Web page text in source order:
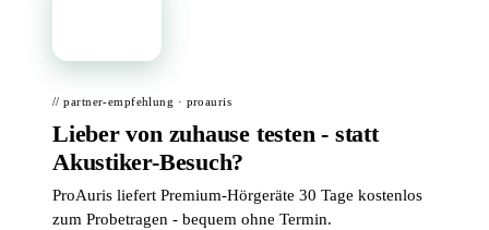
// partner-empfehlung · proauris
Lieber von zuhause testen - statt
Akustiker-Besuch?
ProAuris liefert Premium-Hörgeräte 30 Tage kostenlos
zum Probetragen - bequem ohne Termin.